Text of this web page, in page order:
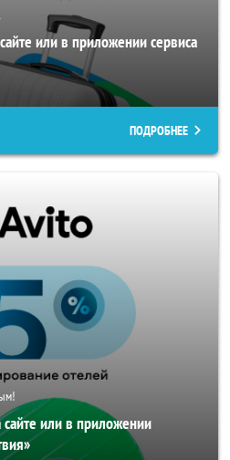
или в приложении сервиса
ПОДРОБНЕЕ
или в приложении